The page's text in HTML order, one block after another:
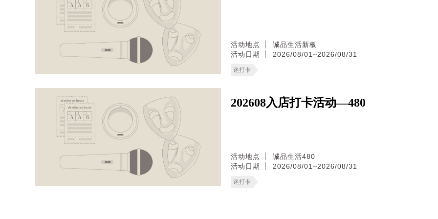
活动地点
诚品生活新板
活动日期
2026/08/01~2026/08/31
迷打卡
202608入店打卡活动—480
活动地点
诚品生活480
活动日期
2026/08/01~2026/08/31
迷打卡